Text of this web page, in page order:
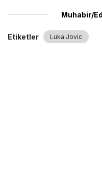
Muhabir/
Etiketler Luka Jovic